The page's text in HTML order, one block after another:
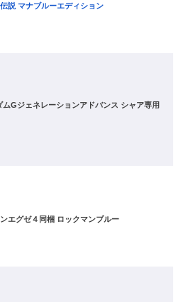
説 マナブルーエディション
Gジェネレーションアドバンス シャア専用
エグゼ４同梱 ロックマンブルー